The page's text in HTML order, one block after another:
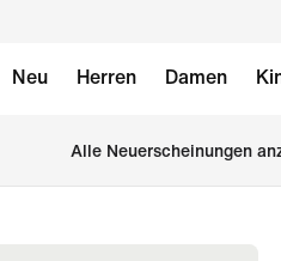
Neu Herren Damen
Alle Neuerscheinungen